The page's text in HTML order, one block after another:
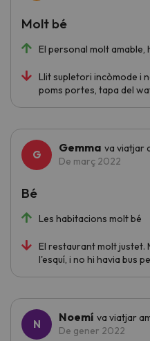
El personal molt
Llit supletori incòmode i
poms portes, tapa del
Molt bé
Gemma va viatjar
De març 2022
Les habitacions molt bé
El restaurant molt justet.
l'esquí, i no hi havia bus
Bé
Noemí va viatjar
De gener 2022